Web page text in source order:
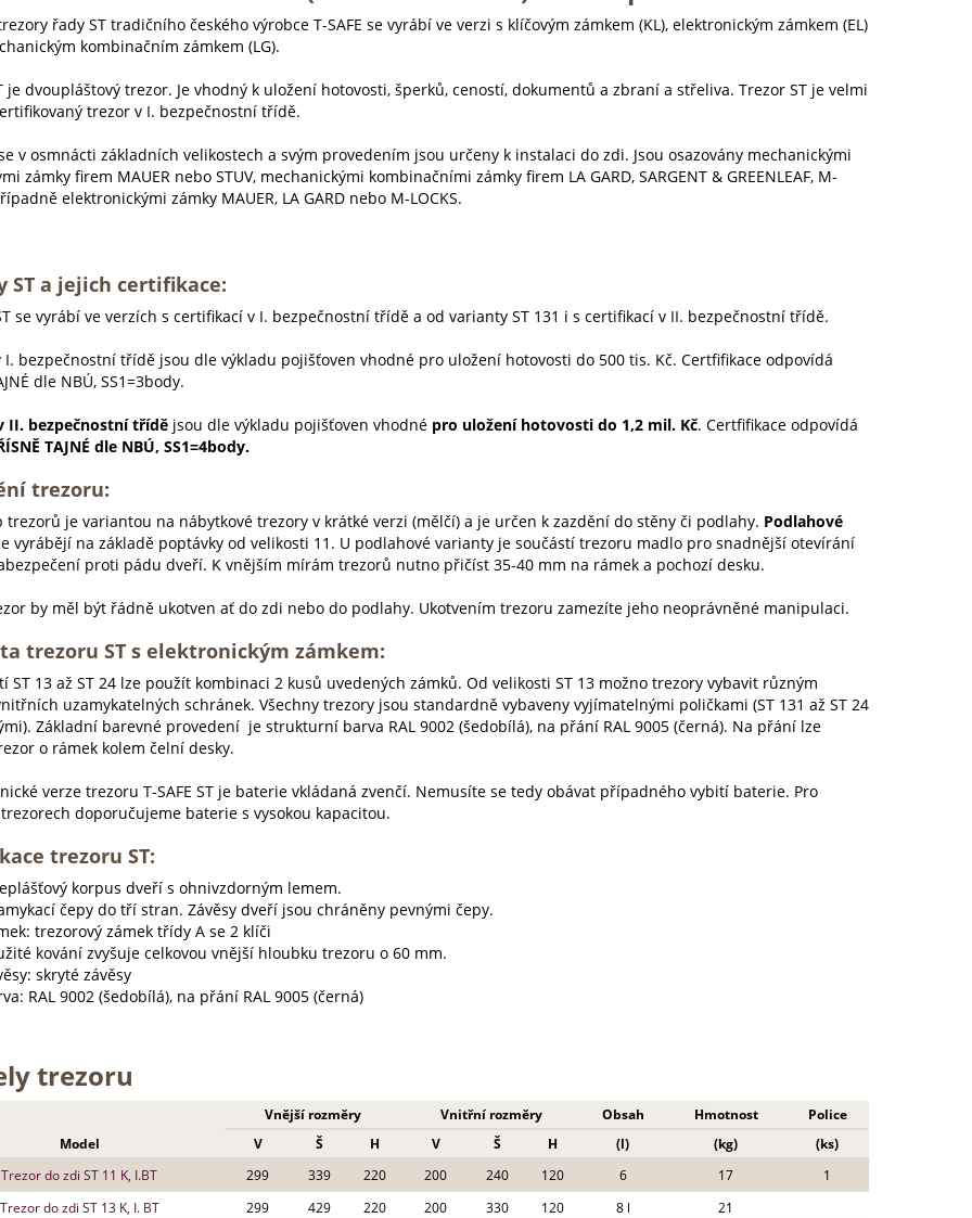
řady ST tradičního českého výrobce T-SAFE se vyrábí ve verzi s klíčovým zámkem (KL), elektronickým zámkem (EL)
kombinačním zámkem (LG).
je dvoupláštový trezor. Je vhodný k uložení hotovosti, šperků, ceností, dokumentů a zbraní a střeliva. Trezor ST je velmi
trezor v I. bezpečnostní třídě.
v osmnácti základních velikostech a svým provedením jsou určeny k instalaci do zdi. Jsou osazovány mechanickými
zámky firem MAUER nebo STUV, mechanickými kombinačními zámky firem LA GARD, SARGENT & GREENLEAF, M-
elektronickými zámky MAUER, LA GARD nebo M-LOCKS.
ST a jejich certifikace:
se vyrábí ve verzích s certifikací v I. bezpečnostní třídě a od varianty ST 131 i s certifikací v II. bezpečnostní třídě.
I. bezpečnostní třídě jsou dle výkladu pojišťoven vhodné pro uložení hotovosti do 500 tis. Kč. Certfifikace odpovídá
dle NBÚ, SS1=3body.
II. bezpečnostní třídě jsou dle výkladu pojišťoven vhodné pro uložení hotovosti do 1,2 mil. Kč. Certfifikace odpovídá
TAJNÉ dle NBÚ, SS1=4body.
trezoru:
trezorů je variantou na nábytkové trezory v krátké verzi (mělčí) a je určen k zazdění do stěny či podlahy. Podlahové
vyrábějí na základě poptávky od velikosti 11. U podlahové varianty je součástí trezoru madlo pro snadnější otevírání
proti pádu dveří. K vnějším mírám trezorů nutno přičíst 35-40 mm na rámek a pochozí desku.
by měl být řádně ukotven ať do zdi nebo do podlahy. Ukotvením trezoru zamezíte jeho neoprávněné manipulaci.
trezoru ST s elektronickým zámkem:
ST 13 až ST 24 lze použít kombinaci 2 kusů uvedených zámků. Od velikosti ST 13 možno trezory vybavit různým
uzamykatelných schránek. Všechny trezory jsou standardně vybaveny vyjímatelnými poličkami (ST 131 až ST 24
Základní barevné provedení je strukturní barva RAL 9002 (šedobílá), na přání RAL 9005 (černá). Na přání lze
o rámek kolem čelní desky.
verze trezoru T-SAFE ST je baterie vkládaná zvenčí. Nemusíte se tedy obávat případného vybití baterie. Pro
doporučujeme baterie s vysokou kapacitou.
trezoru ST:
korpus dveří s ohnivzdorným lemem.
čepy do tří stran. Závěsy dveří jsou chráněny pevnými čepy.
trezorový zámek třídy A se 2 klíči
kování zvyšuje celkovou vnější hloubku trezoru o 60 mm.
skryté závěsy
RAL 9002 (šedobílá), na přání RAL 9005 (černá)
trezoru
Model
Vnější rozměry Vnitřní rozměry Obsah Hmotnost
Police
V
Š H V Š H (l) (kg)
(ks)
Trezor do zdi ST 11 K, I.BT
299 339 220 200 240 120 6 17
1
Trezor do zdi ST 13 K, I. BT
299 429 220 200 330 120 8 l
21